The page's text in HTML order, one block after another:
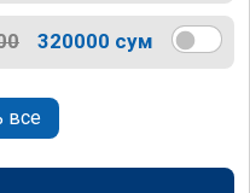
320000 сум
все